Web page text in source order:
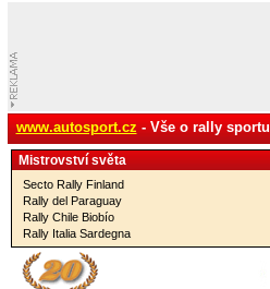
www.autosport.cz - Vše o rally sportu
Mistrovství­ světa
Secto Rally Finland
Rally del Paraguay
Rally Chile Biobío
Rally Italia Sardegna